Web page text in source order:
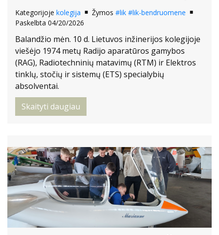
Kategorijoje kolegija Žymos #lik #lik-bendruomene
Paskelbta 04/20/2026
Balandžio mėn. 10 d. Lietuvos inžinerijos kolegijoje
viešėjo 1974 metų Radijo aparatūros gamybos
(RAG), Radiotechninių matavimų (RTM) ir Elektros
tinklų, stočių ir sistemų (ETS) specialybių
absolventai.
Skaityti daugiau